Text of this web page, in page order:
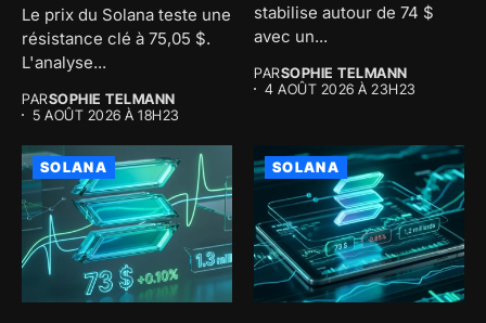
Le prix du Solana teste une
résistance clé à 75,05 $.
L'analyse...
PARSOPHIE TELMANN
5 AOÛT 2026 À 18H23
stabilise autour de 74 $
avec un...
PARSOPHIE TELMANN
4 AOÛT 2026 À 23H23
SOLANA SOLANA